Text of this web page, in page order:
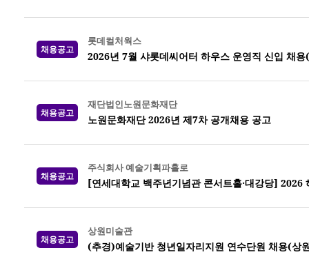
채용공고
롯데컬처웍스
2026년 7월 샤롯데씨어터 하우스 운영직 신입 채
채용공고
재단법인노원문화재단
노원문화재단 2026년 제7차 공개채용 공고
채용공고
주식회사 예술기획파홀로
[연세대학교 백주년기념관 콘서트홀·대강당] 2026
채용공고
상원미술관
(추경)예술기반 청년일자리지원 연수단원 채용(상